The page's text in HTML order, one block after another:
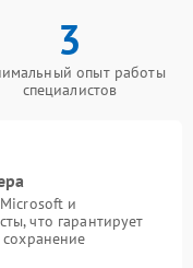
3
опыт работы
специалистов
и
что гарантирует